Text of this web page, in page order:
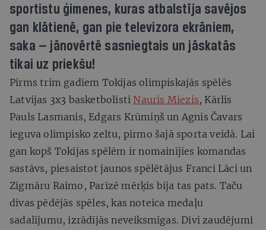
sportistu ģimenes, kuras atbalstīja savējos
gan klātienē, gan pie televizora ekrāniem,
saka — jānovērtē sasniegtais un jāskatās
tikai uz priekšu!
Pirms trim gadiem Tokijas olimpiskajās spēlēs
Latvijas 3x3 basketbolisti Nauris Miezis, Kārlis
Pauls Lasmanis, Edgars Krūmiņš un Agnis Čavars
ieguva olimpisko zeltu, pirmo šajā sporta veidā. Lai
gan kopš Tokijas spēlēm ir nomainījies komandas
sastāvs, piesaistot jaunos spēlētājus Franci Lāci un
Zigmāru Raimo, Parīzē mērķis bija tas pats. Taču
divas pēdējās spēles, kas noteica medaļu
sadalījumu, izrādījās neveiksmīgas. Divi zaudējumi